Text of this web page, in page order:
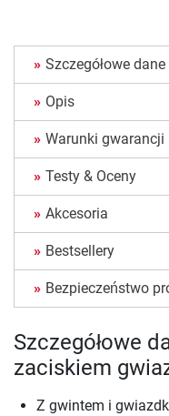
Szczegółowe dane
Opis
Warunki gwarancji
Testy & Oceny
Akcesoria
Bestsellery
Bezpieczeństwo
Szczegółowe
zaciskiem
Z gwintem i